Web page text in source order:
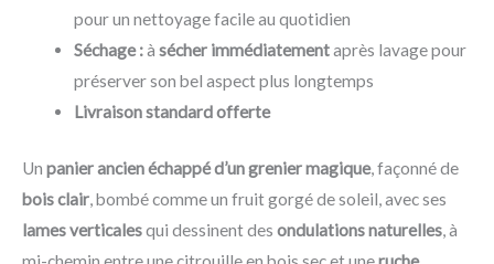
pour un nettoyage facile au quotidien
Séchage :à sécher immédiatementaprès lavage pour
préserver son bel aspect plus longtemps
Livraison standard offerte
Un panier ancien échappé d’un grenier magique, façonné de
bois clair, bombé comme un fruit gorgé de soleil, avec ses
lames verticalesqui dessinent des ondulations naturelles, à